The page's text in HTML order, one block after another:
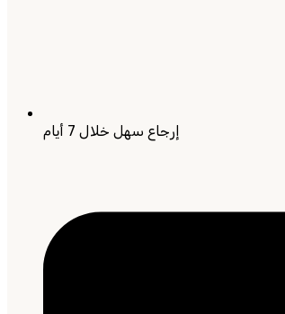
إرجاع سهل خلال 7 أيام